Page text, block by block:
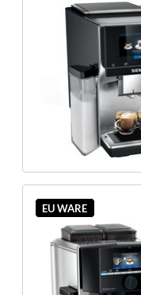
EU WARE